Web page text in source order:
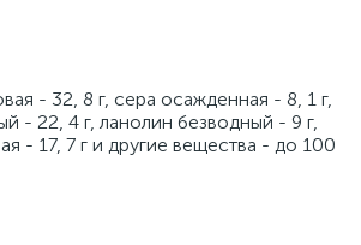
- 32, 8 г, сера осажденная - 8, 1 г,
- 22, 4 г, ланолин безводный - 9 г,
- 17, 7 г и другие вещества - до 100